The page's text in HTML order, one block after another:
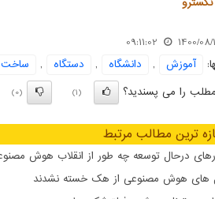
1400/08/
09:11:02
آموزش , دانشگاه , دستگاه ,
ساخت
مطلب را می پسندید؟
(1)
(0)
ترین مطالب مرتبط
درحال توسعه چه طور از انقلاب هوش
های هوش مصنوعی از هک خسته نشدند